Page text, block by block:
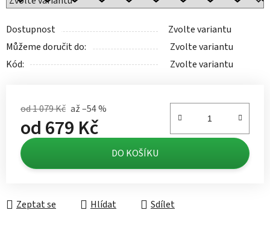
Dostupnost
Zvolte variantu
Můžeme doručit do:
Zvolte variantu
Kód:
Zvolte variantu
od 1 079 Kč až –54 %
od679 Kč
Měrná cena: DO KOŠÍKU
Zeptat se Hlídat Sdílet